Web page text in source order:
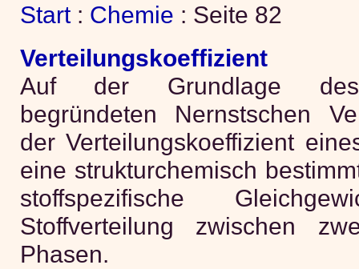
Start: Chemie : Seite 82
Verteilungskoeffizient
Auf der Grundlage des
begründeten Nernstschen
der Verteilungskoeffizient
eine strukturchemisch
stoffspezifische
Stoffverteilung zwischen
Phasen.